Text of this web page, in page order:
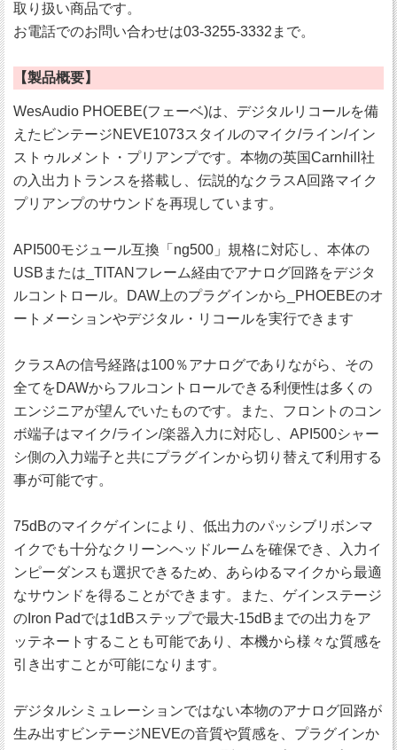
取り扱い商品です。
お電話でのお問い合わせは03-3255-3332まで。
【製品概要】
WesAudio PHOEBE(フェーベ)は、デジタルリコールを備
えたビンテージNEVE1073スタイルのマイク/ライン/イン
ストゥルメント・プリアンプです。本物の英国Carnhill社
の入出力トランスを搭載し、伝説的なクラスA回路マイク
プリアンプのサウンドを再現しています。
API500モジュール互換「ng500」規格に対応し、本体の
USBまたは_TITANフレーム経由でアナログ回路をデジタ
ルコントロール。DAW上のプラグインから_PHOEBEのオ
ートメーションやデジタル・リコールを実行できます
クラスAの信号経路は100％アナログでありながら、その
全てをDAWからフルコントロールできる利便性は多くの
エンジニアが望んでいたものです。また、フロントのコン
ボ端子はマイク/ライン/楽器入力に対応し、API500シャー
シ側の入力端子と共にプラグインから切り替えて利用する
事が可能です。
75dBのマイクゲインにより、低出力のパッシブリボンマ
イクでも十分なクリーンヘッドルームを確保でき、入力イ
ンピーダンスも選択できるため、あらゆるマイクから最適
なサウンドを得ることができます。また、ゲインステージ
のIron Padでは1dBステップで最大-15dBまでの出力をア
ッテネートすることも可能であり、本機から様々な質感を
引き出すことが可能になります。
デジタルシミュレーションではない本物のアナログ回路が
生み出すビンテージNEVEの音質や質感を、プラグインか